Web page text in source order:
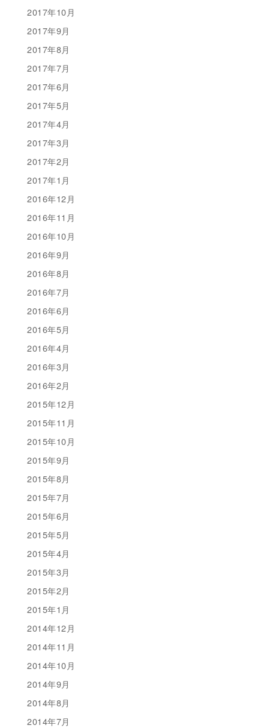
2017年10月
2017年9月
2017年8月
2017年7月
2017年6月
2017年5月
2017年4月
2017年3月
2017年2月
2017年1月
2016年12月
2016年11月
2016年10月
2016年9月
2016年8月
2016年7月
2016年6月
2016年5月
2016年4月
2016年3月
2016年2月
2015年12月
2015年11月
2015年10月
2015年9月
2015年8月
2015年7月
2015年6月
2015年5月
2015年4月
2015年3月
2015年2月
2015年1月
2014年12月
2014年11月
2014年10月
2014年9月
2014年8月
2014年7月